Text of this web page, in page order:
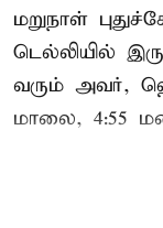
மறுநாள்
டெல்லியில்
வரும் அவர்,
மாலை, 4:55